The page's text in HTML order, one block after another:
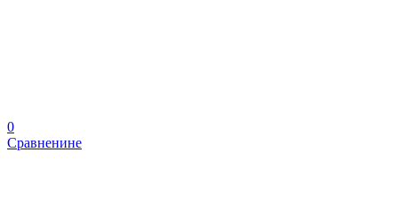
0
Сравненине